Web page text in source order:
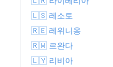
🇱🇸 레소토
🇷🇪 레위니옹
🇷🇼 르완다
🇱🇾 리비아